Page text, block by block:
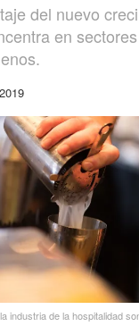
del nuevo
en
industria de la hospitalidad